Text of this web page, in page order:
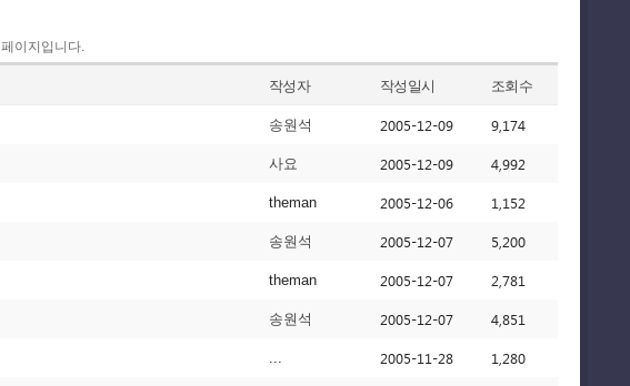
페이지입니다.
작성자 작성일시 조회수
송원석 2005-12-09 9,174
사요 2005-12-09 4,992
theman 2005-12-06 1,152
송원석 2005-12-07 5,200
theman 2005-12-07 2,781
송원석 2005-12-07 4,851
... 2005-11-28 1,280